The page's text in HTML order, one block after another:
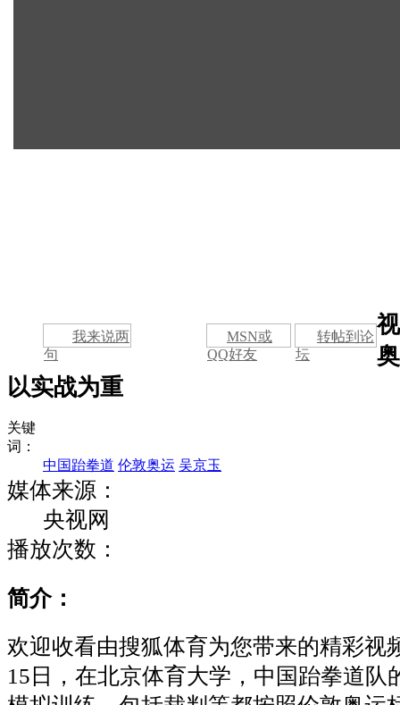
我来说两
句
MSN或
QQ好友
转帖到论
坛
以实战为重
关键
词：
中国跆拳道 伦敦奥运 吴京玉
媒体来源：
央视网
播放次数：
简介：
欢迎收看由搜狐体育为您带来的精彩视
15日，在北京体育大学，中国跆拳道队